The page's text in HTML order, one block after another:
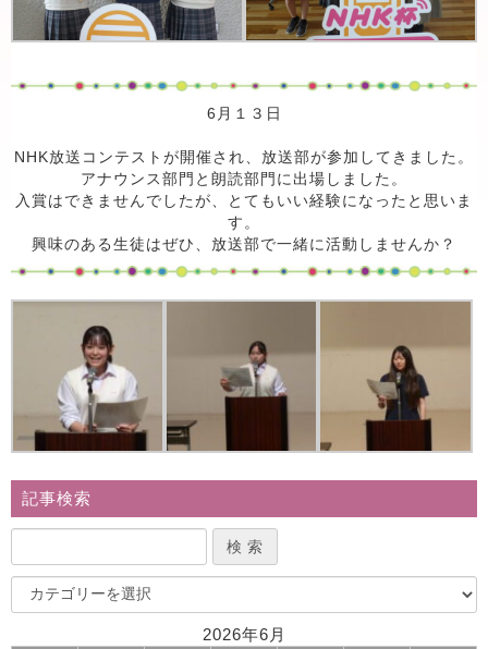
6月１３日
NHK放送コンテストが開催され、放送部が参加してきました。
アナウンス部門と朗読部門に出場しました。
入賞はできませんでしたが、とてもいい経験になったと思いま
す。
興味のある生徒はぜひ、放送部で一緒に活動しませんか？
記事検索
2026年6月